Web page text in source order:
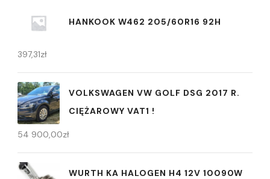
HANKOOK W462 205/60R16 92H
397,31zł
VOLKSWAGEN VW GOLF DSG 2017 R.
CIĘŻAROWY VAT1 !
54 900,00zł
WURTH KA HALOGEN H4 12V 10090W